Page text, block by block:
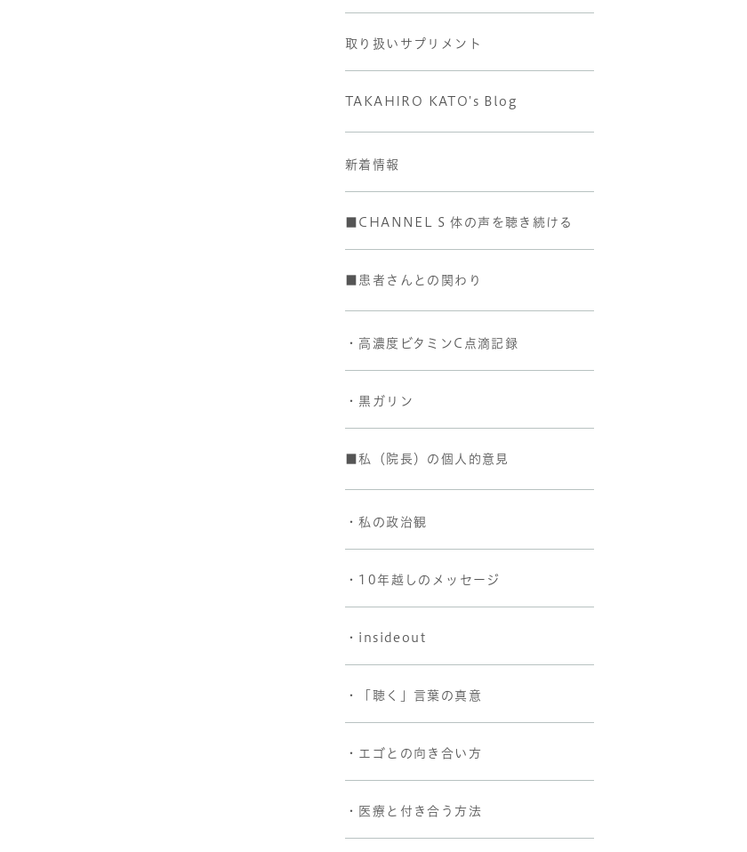
取り扱いサプリメント
TAKAHIRO KATO's Blog
新着情報
■CHANNEL S 体の声を聴き続ける
■患者さんとの関わり
・高濃度ビタミンC点滴記録
・黒ガリン
■私（院長）の個人的意見
・私の政治観
・10年越しのメッセージ
・insideout
・「聴く」言葉の真意
・エゴとの向き合い方
・医療と付き合う方法